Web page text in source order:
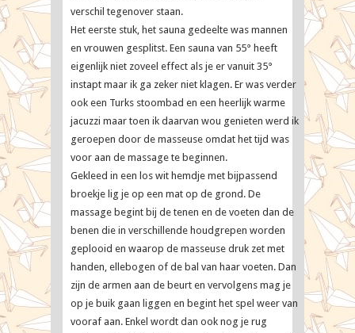
verschil tegenover staan.
Het eerste stuk, het sauna gedeelte was mannen
en vrouwen gesplitst. Een sauna van 55° heeft
eigenlijk niet zoveel effect als je er vanuit 35°
instapt maar ik ga zeker niet klagen. Er was verder
ook een Turks stoombad en een heerlijk warme
jacuzzi maar toen ik daarvan wou genieten werd ik
geroepen door de masseuse omdat het tijd was
voor aan de massage te beginnen.
Gekleed in een los wit hemdje met bijpassend
broekje lig je op een mat op de grond. De
massage begint bij de tenen en de voeten dan de
benen die in verschillende houdgrepen worden
geplooid en waarop de masseuse druk zet met
handen, ellebogen of de bal van haar voeten. Dan
zijn de armen aan de beurt en vervolgens mag je
op je buik gaan liggen en begint het spel weer van
vooraf aan. Enkel wordt dan ook nog je rug